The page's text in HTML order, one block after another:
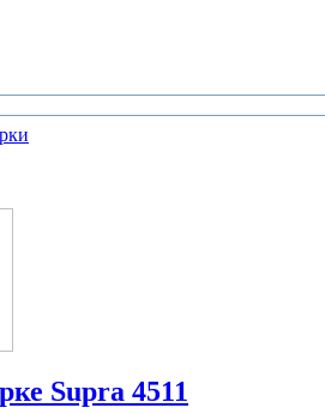
Supra 4511